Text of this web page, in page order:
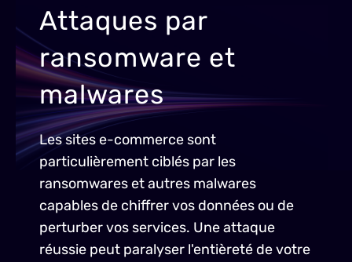
Attaques par
ransomware et
malwares
Les sites e-commerce sont
particulièrement ciblés par les
ransomwares et autres malwares
capables de chiffrer vos données ou de
perturber vos services. Une attaque
réussie peut paralyser l'entièreté de votre